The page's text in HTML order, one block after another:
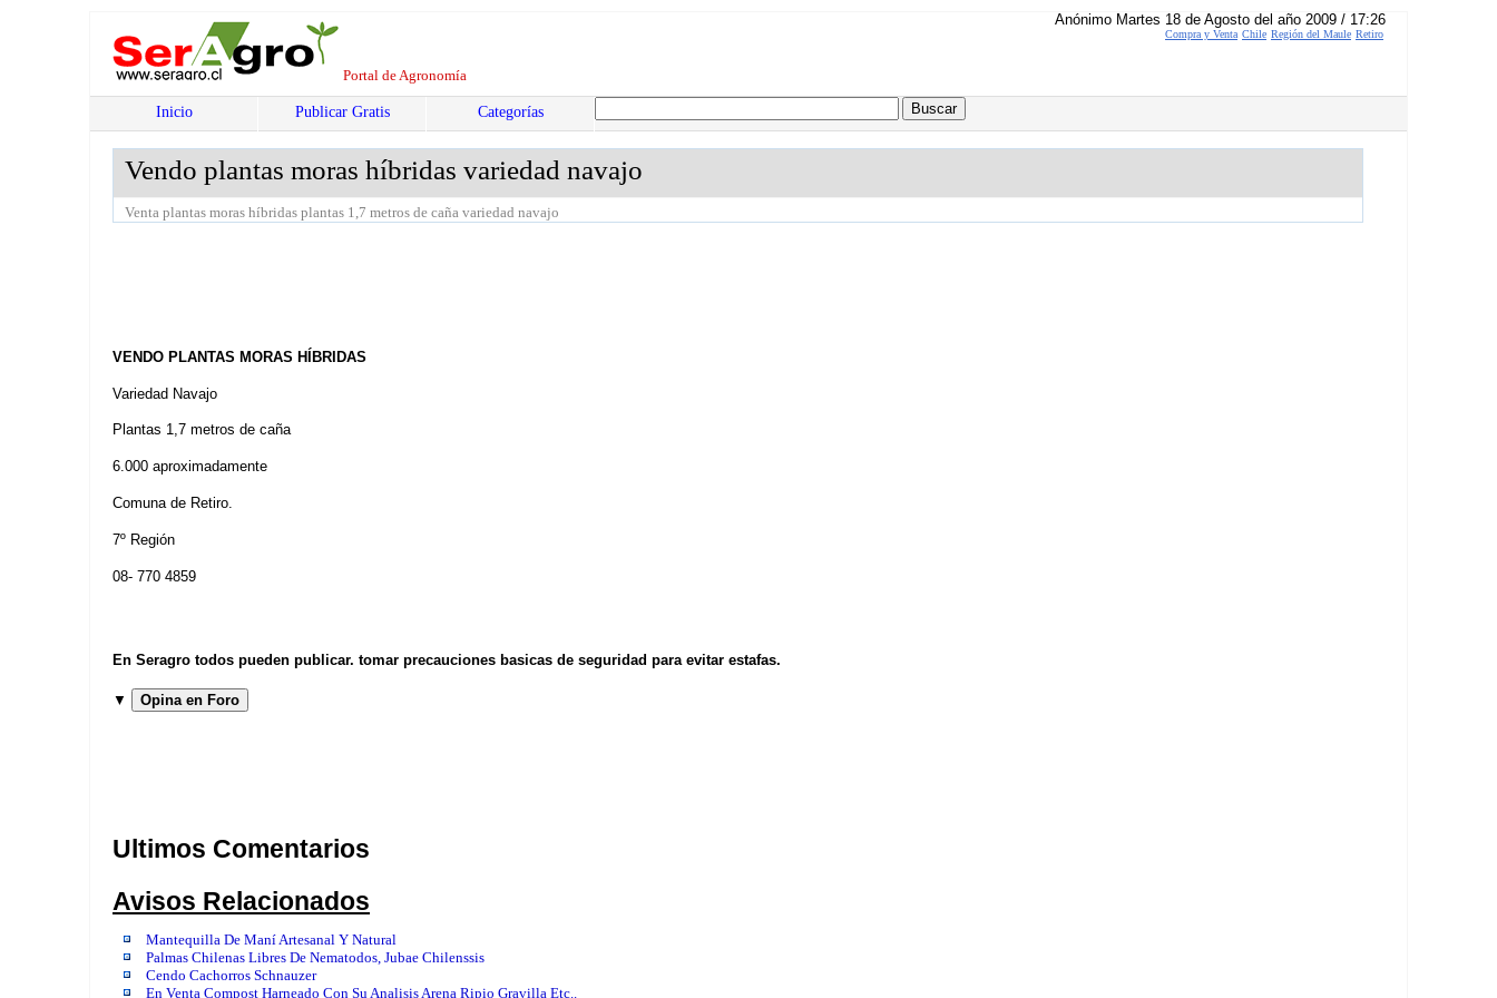
Portal de Agronomía
Inicio Publicar Gratis Categorías
Vendo plantas moras híbridas variedad navajo
Venta plantas moras híbridas plantas 1,7 metros de caña variedad navajo
Compra y Venta Chile Región del Maule Retiro
Anónimo Martes 18 de Agosto del año 2009 / 17:26
VENDO PLANTAS MORAS HÍBRIDAS
Variedad Navajo
Plantas 1,7 metros de caña
6.000 aproximadamente
Comuna de Retiro.
7º Región
08- 770 4859
En Seragro todos pueden publicar. tomar precauciones basicas de seguridad para evitar estafas.
▼ Opina en Foro
Ultimos Comentarios
Avisos Relacionados
Mantequilla De Maní Artesanal Y Natural
Palmas Chilenas Libres De Nematodos, Jubae Chilenssis
Cendo Cachorros Schnauzer
En Venta Compost Harneado Con Su Analisis Arena Ripio Gravilla Etc..